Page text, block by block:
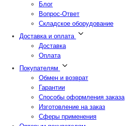
Блог
Вопрос-Ответ
Складское оборудование
Доставка и оплата
Доставка
Оплата
Покупателям
Обмен и возврат
Гарантии
Способы оформления заказа
Изготовление на заказ
Сферы применения